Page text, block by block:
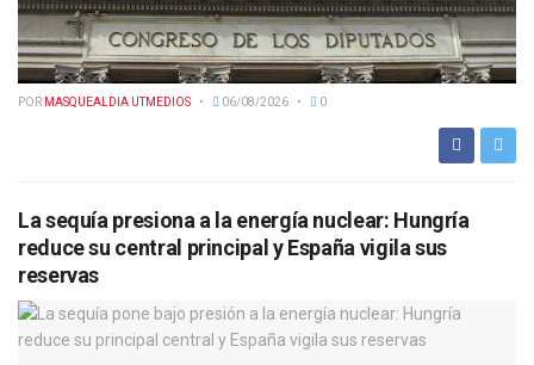
POR MASQUEALDIA UTMEDIOS 06/08/2026 0
La sequía presiona a la energía nuclear: Hungría
reduce su central principal y España vigila sus
reservas